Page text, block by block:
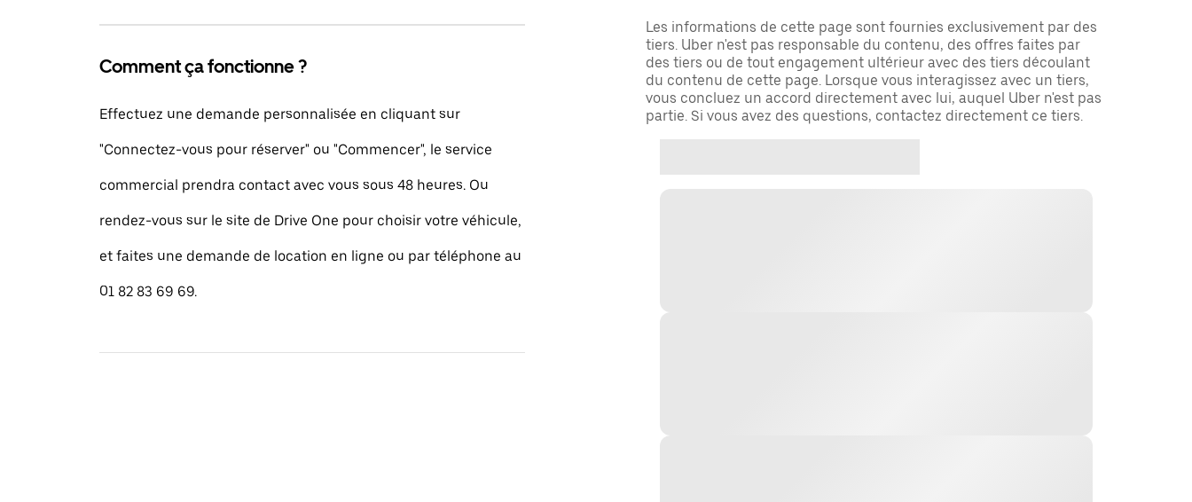
Comment ça fonctionne ?
Effectuez une demande personnalisée en cliquant sur
"Connectez-vous pour réserver" ou "Commencer", le service
commercial prendra contact avec vous sous 48 heures. Ou
rendez-vous sur le site de Drive One pour choisir votre véhicule,
et faites une demande de location en ligne ou par téléphone au
01 82 83 69 69.
Les informations de cette page sont fournies exclusivement par des
tiers. Uber n'est pas responsable du contenu, des offres faites par
des tiers ou de tout engagement ultérieur avec des tiers découlant
du contenu de cette page. Lorsque vous interagissez avec un tiers,
vous concluez un accord directement avec lui, auquel Uber n'est pas
partie. Si vous avez des questions, contactez directement ce tiers.